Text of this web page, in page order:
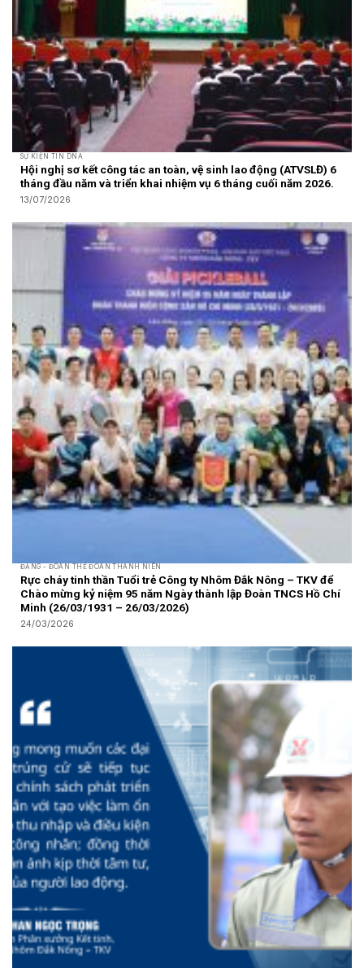
SỰ KIỆN TIN DNA
Hội nghị sơ kết công tác an toàn, vệ sinh lao động (ATVSLĐ) 6
tháng đầu năm và triển khai nhiệm vụ 6 tháng cuối năm 2026.
13/07/2026
ĐẢNG - ĐOÀN THỂ ĐOÀN THANH NIÊN
Rực cháy tinh thần Tuổi trẻ Công ty Nhôm Đắk Nông – TKV để
Chào mừng kỷ niệm 95 năm Ngày thành lập Đoàn TNCS Hồ Chí
Minh (26/03/1931 – 26/03/2026)
24/03/2026